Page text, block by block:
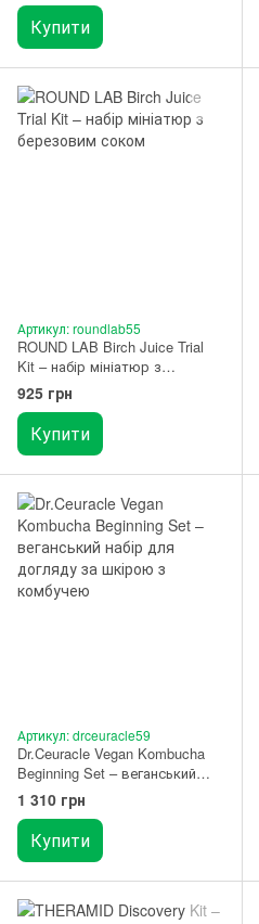
Купити
Артикул: roundlab55
ROUND LAB Birch Juice Trial
Kit – набір мініатюр з
березовим соком
925 грн
Купити
Артикул: drceuracle59
Dr.Ceuracle Vegan Kombucha
Beginning Set – веганський
набір для догляду за шкірою
з комбучею
1 310 грн
Купити